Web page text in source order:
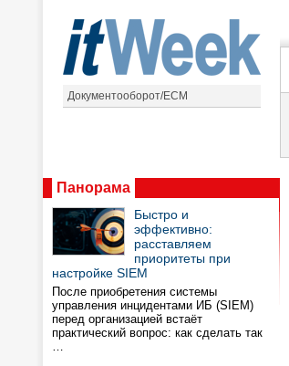
Документооборот/ECM
Панорама
Быстро и
эффективно:
расставляем
приоритеты при
настройке SIEM
После приобретения системы
управления инцидентами ИБ (SIEM)
перед организацией встаёт
практический вопрос: как сделать так
…